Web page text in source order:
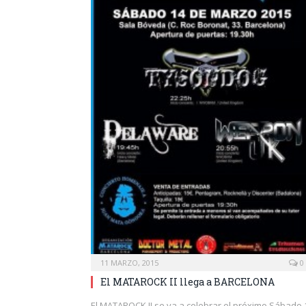
11 MARZO, 2015 0
El MATAROCK II llega a BARCELONA